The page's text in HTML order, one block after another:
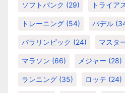
ソフトバンク (29) トライア
トレーニング (54) パデル
パラリンピック (24) マスタ
マラソン (66) メジャー (28)
ランニング (35) ロッテ (24)